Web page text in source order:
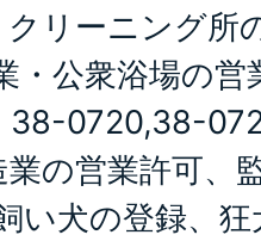
リーニング所
・公衆浴場の営
38-0720,38-
の営業許可、
い犬の登録、